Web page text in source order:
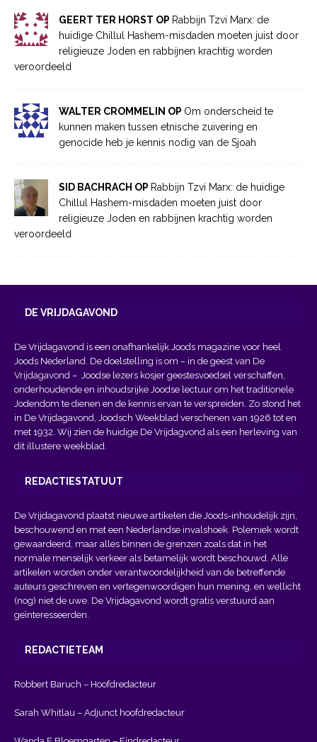
GEERT TER HORST OP Rabbijn Tzvi Marx: de
huidige Chillul Hashem-misdaden moeten juist door
religieuze Joden en rabbijnen krachtig worden
veroordeeld
WALTER CROMMELIN OP Om onderscheid te
kunnen maken tussen etnische zuivering en
genocide heb je kennis nodig van de Sjoah
SID BACHRACH OP Rabbijn Tzvi Marx: de huidige
Chillul Hashem-misdaden moeten juist door
religieuze Joden en rabbijnen krachtig worden
veroordeeld
DE VRIJDAGAVOND
De Vrijdagavond is een onafhankelijk Joods magazine voor heel
Joods Nederland. De doelstelling is om – in de geest van De
Vrijdagavond – Joodse lezers kosjer geestesvoedsel verschaffen,
onderhoudende en inhoudsrijke Joodse lectuur om het traditionele
Jodendom te dienen en de kennis ervan te verspreiden. Zo stond het
in De Vrijdagavond, Joodsch Weekblad verschenen van 1926 tot en
met 1932. Wij zien de huidige De Vrijdagvond als een herleving van
dit illustere weekblad.
REDACTIESTATUUT
De Vrijdagavond plaatst nieuwe artikelen die Joods-inhoudelijk zijn,
beschouwend en met een Nederlandse invalshoek. Polemiek wordt
gewaardeerd, maar alles binnen de grenzen zoals dat in het
normale menselijk verkeer als betamelijk wordt beschouwd. Alle
artikelen worden onder verantwoordelijkheid van de betreffende
auteurs geschreven en vertegenwoordigen hun mening, en wellicht
(nog) niet de uwe. De Vrijdagavond wordt gratis verstuurd aan
geïnteresseerden.
REDACTIETEAM
Robbert Baruch – Hoofdredacteur
Sarah Whitlau – Adjunct hoofdredacteur